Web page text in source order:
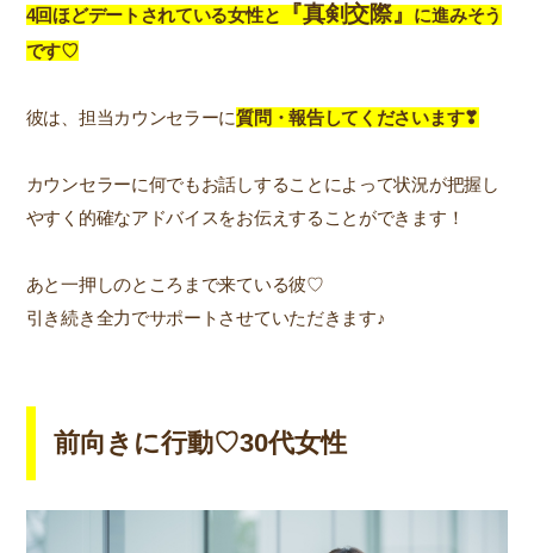
4回ほどデートされている女性と
『真剣交際』
に進みそう
です♡
彼は、担当カウンセラーに質問・報告してくださいます❣
カウンセラーに何でもお話しすることによって状況が把握し
やすく的確なアドバイスをお伝えすることができます！
あと一押しのところまで来ている彼♡
引き続き全力でサポートさせていただきます♪
前向きに行動♡30代女性